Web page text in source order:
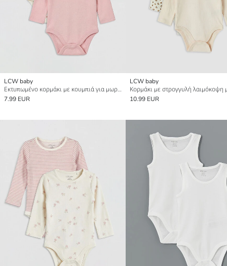
LCW baby
Εκτυπωμένο κορμάκι με κουμπιά για μωρό κορίτσι 2 πακέτο
7.99 EUR
LCW baby
10.99 EUR